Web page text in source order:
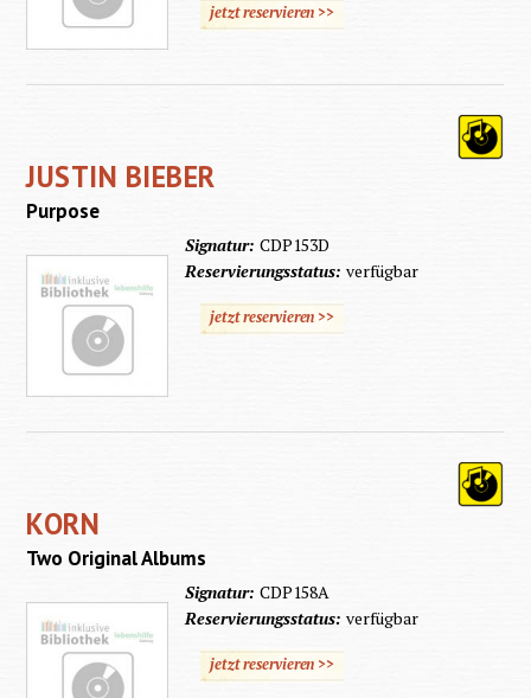
jetzt reservieren >>
JUSTIN BIEBER
Purpose
Signatur:CDP153D
Reservierungsstatus:verfügbar
jetzt reservieren >>
KORN
Two Original Albums
Signatur:CDP158A
Reservierungsstatus:verfügbar
jetzt reservieren >>